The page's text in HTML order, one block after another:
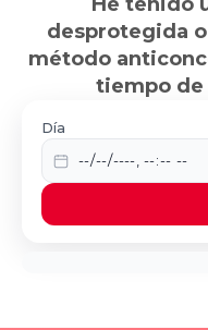
He tenido
desprotegida
método
tiempo
Día